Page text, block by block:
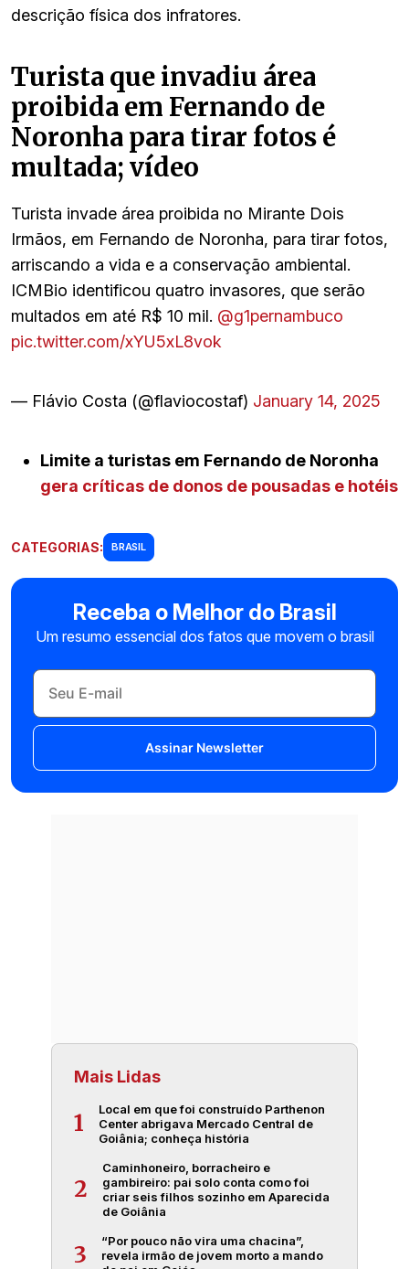
descrição física dos infratores.
Turista que invadiu área
proibida em Fernando de
Noronha para tirar fotos é
multada; vídeo
Turista invade área proibida no Mirante Dois
Irmãos, em Fernando de Noronha, para tirar fotos,
arriscando a vida e a conservação ambiental.
ICMBio identificou quatro invasores, que serão
multados em até R$ 10 mil. @g1pernambuco
pic.twitter.com/xYU5xL8vok
— Flávio Costa (@flaviocostaf) January 14, 2025
Limite a turistas em Fernando de Noronha
gera críticas de donos de pousadas e hotéis
CATEGORIAS: BRASIL
Receba o Melhor do Brasil
Um resumo essencial dos fatos que movem o brasil
Assinar Newsletter
Mais Lidas
1
Local em que foi construído Parthenon
Center abrigava Mercado Central de
Goiânia; conheça história
2
Caminhoneiro, borracheiro e
gambireiro: pai solo conta como foi
criar seis filhos sozinho em Aparecida
de Goiânia
3
“Por pouco não vira uma chacina”,
revela irmão de jovem morto a mando